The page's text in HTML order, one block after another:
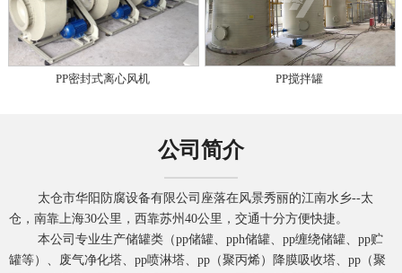
PP密封式离心风机 PP搅拌罐
公司简介
太仓市华阳防腐设备有限公司座落在风景秀丽的江南水乡--太
仓，南靠上海30公里，西靠苏州40公里，交通十分方便快捷。
本公司专业生产储罐类（pp储罐、pph储罐、pp缠绕储罐、pp贮
罐等）、废气净化塔、pp喷淋塔、pp（聚丙烯）降膜吸收塔、pp（聚